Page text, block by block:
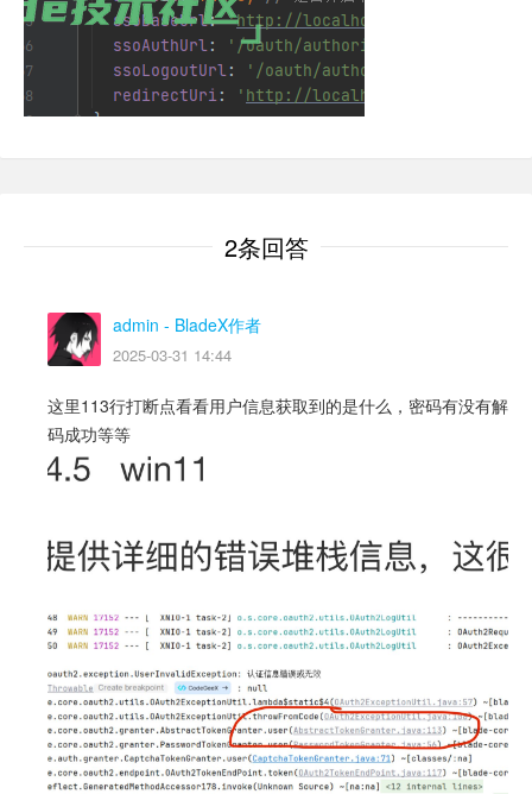
2条回答
admin - BladeX作者
2025-03-31 14:44
这里113行打断点看看用户信息获取到的是什么，密码有没有解
码成功等等